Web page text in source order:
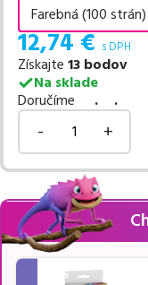
Farebná (100 strán)
12,74€ s DPH
Získajte 13 bodov
Na sklade
Doručíme
. .
- +
-16%